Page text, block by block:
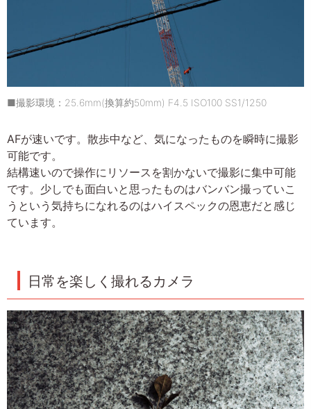
■撮影環境：25.6mm(換算約50mm) F4.5 ISO100 SS1/1250
AFが速いです。散歩中など、気になったものを瞬時に撮影
可能です。
結構速いので操作にリソースを割かないで撮影に集中可能
です。少しでも面白いと思ったものはバンバン撮っていこ
うという気持ちになれるのはハイスペックの恩恵だと感じ
ています。
日常を楽しく撮れるカメラ